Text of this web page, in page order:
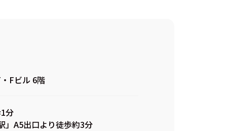
Fビル 6階
分
」A5出口より徒歩約3分